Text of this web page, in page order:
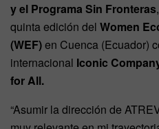
y el Programa Sin Fronteras
quinta edición del Women
(WEF)en Cuenca (Ecuador)
internacional Iconic
for All.
“Asumir la dirección de